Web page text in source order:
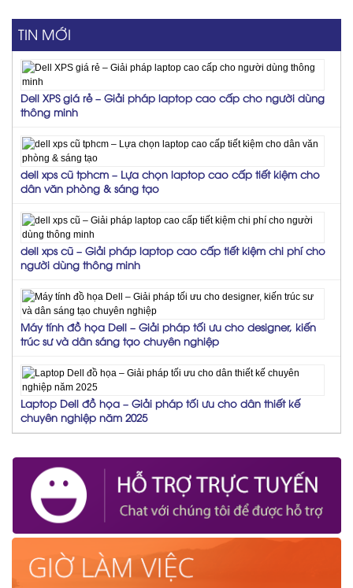
TIN MỚI
Dell XPS giá rẻ – Giải pháp laptop cao cấp cho người dùng
thông minh
dell xps cũ tphcm – Lựa chọn laptop cao cấp tiết kiệm cho
dân văn phòng & sáng tạo
dell xps cũ – Giải pháp laptop cao cấp tiết kiệm chi phí cho
người dùng thông minh
Máy tính đồ họa Dell – Giải pháp tối ưu cho designer, kiến
trúc sư và dân sáng tạo chuyên nghiệp
Laptop Dell đồ họa – Giải pháp tối ưu cho dân thiết kế
chuyên nghiệp năm 2025